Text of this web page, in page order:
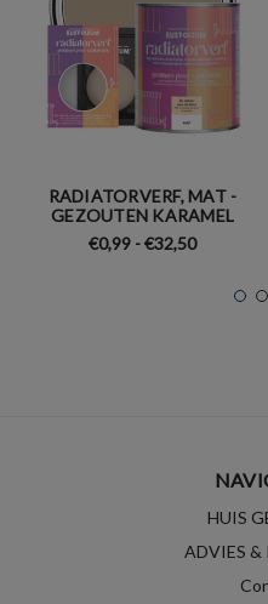
RADIATORVERF, MAT -
GEZOUTEN KARAMEL
€0,99 - €32,50
HUIS
ADVIES &